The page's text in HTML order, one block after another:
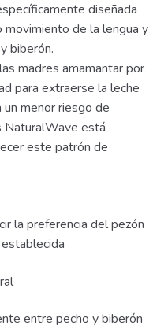
diseñada
de la lengua y
biberón.
madres amamantar por
para extraerse la leche
menor riesgo de
NaturalWave está
este patrón de
la preferencia del pezón
entre pecho y biberón